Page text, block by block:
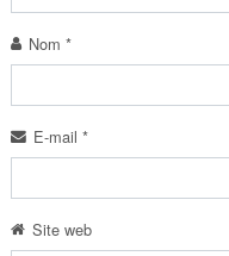
Nom *
E-mail *
Site web